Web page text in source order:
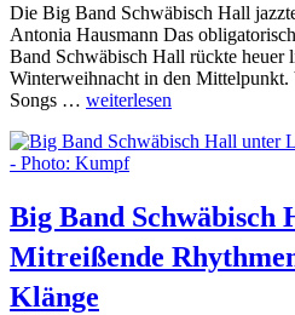
Die Big Band Schwäbisch Hall
Antonia Hausmann Das
Band Schwäbisch Hall rückte heuer
Winterweihnacht in den
Songs … weiterlesen
Big Band Schwäbisch
Mitreißende
Klänge